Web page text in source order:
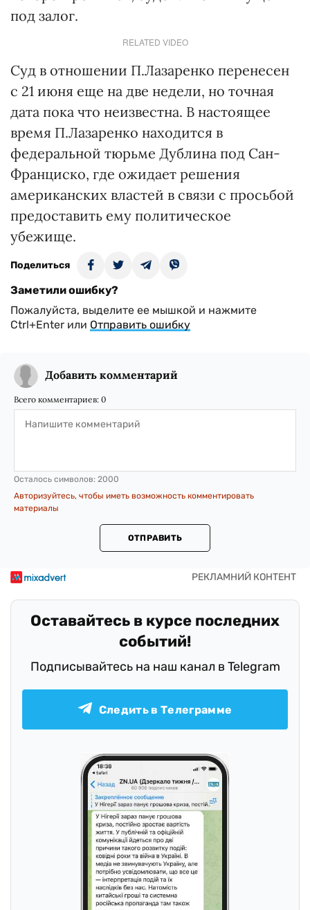
под залог.
RELATED VIDEO
Суд в отношении П.Лазаренко перенесен
с 21 июня еще на две недели, но точная
дата пока что неизвестна. В настоящее
время П.Лазаренко находится в
федеральной тюрьме Дублина под Сан-
Франциско, где ожидает решения
американских властей в связи с просьбой
предоставить ему политическое
убежище.
Поделиться
Заметили ошибку?
Пожалуйста, выделите ее мышкой и нажмите
Ctrl+Enter или Отправить ошибку
Добавить комментарий
Всего комментариев: 0
Осталось символов: 2000
Авторизуйтесь, чтобы иметь возможность комментировать
материалы
ОТПРАВИТЬ
Оставайтесь в курсе последних
событий!
Подписывайтесь на наш канал в Telegram
Следить в Телеграмме